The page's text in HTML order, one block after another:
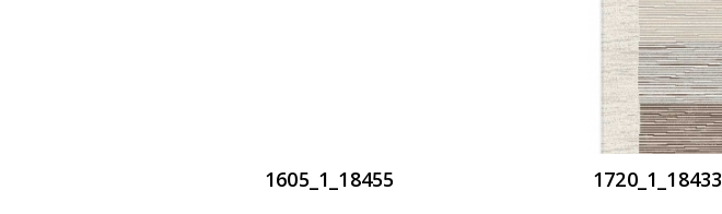
1605_1_18455 1720_1_18433